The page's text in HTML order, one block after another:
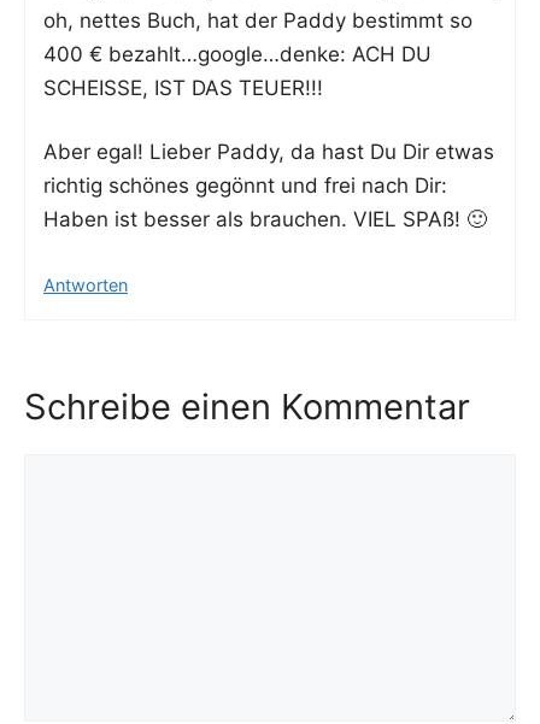
oh, net­tes Buch, hat der Pad­dy bestimmt so
400 € bezahlt…google…denke: ACH DU
SCHEISSE, IST DAS TEUER!!!
Aber egal! Lie­ber Pad­dy, da hast Du Dir etwas
rich­tig schö­nes gegönnt und frei nach Dir:
Haben ist bes­ser als brau­chen. VIEL SPAß! 🙂
Antworten
Schreibe einen Kommentar